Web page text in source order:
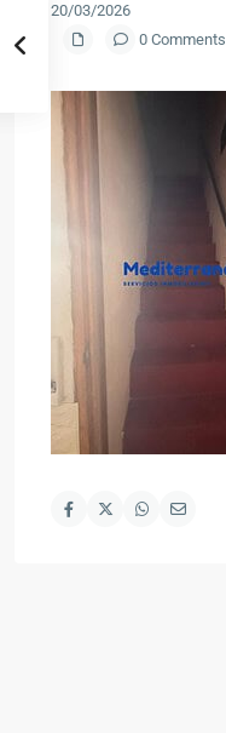
20/03/2026
0 Comments